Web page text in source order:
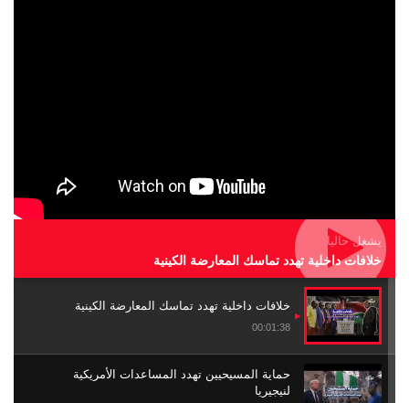
يشغل حاليا
خلافات داخلية تهدد تماسك المعارضة الكينية
خلافات داخلية تهدد تماسك المعارضة الكينية
00:01:38
حماية المسيحيين تهدد المساعدات الأمريكية
لنيجيريا